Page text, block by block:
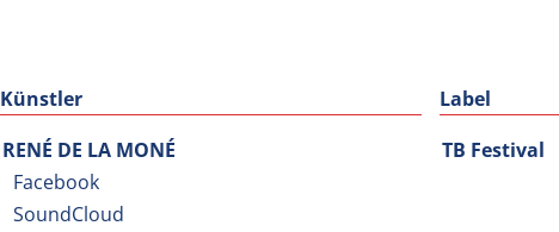
Künstler
RENÉ DE LA MONÉ
Facebook
SoundCloud
Label
TB Festival